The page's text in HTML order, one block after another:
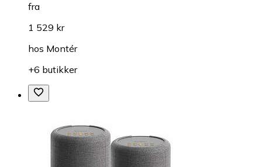
fra
1 529 kr
hos Montér
+6 butikker